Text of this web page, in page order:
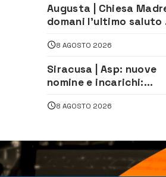
Augusta | Chiesa
domani l’ultimo saluto
morto in un incidente
8 AGOSTO 2026
Siracusa | Asp: nuove
nomine e incarichi:
di Sanità pubblica,
8 AGOSTO 2026